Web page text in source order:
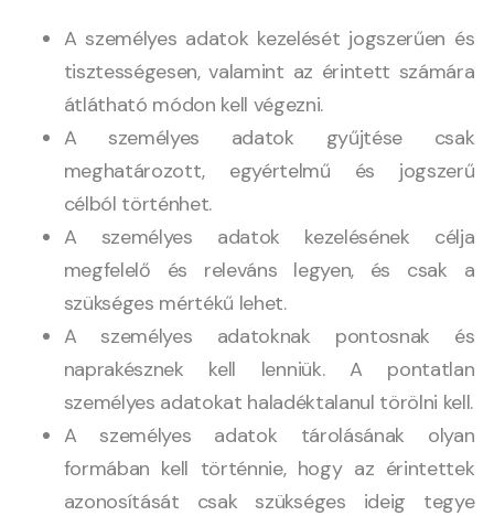
A személyes adatok kezelését jogszerűen és
tisztességesen, valamint az érintett számára
átlátható módon kell végezni.
A személyes adatok gyűjtése csak
meghatározott, egyértelmű és jogszerű
célból történhet.
A személyes adatok kezelésének célja
megfelelő és releváns legyen, és csak a
szükséges mértékű lehet.
A személyes adatoknak pontosnak és
naprakésznek kell lenniük. A pontatlan
személyes adatokat haladéktalanul törölni kell.
A személyes adatok tárolásának olyan
formában kell történnie, hogy az érintettek
azonosítását csak szükséges ideig tegye